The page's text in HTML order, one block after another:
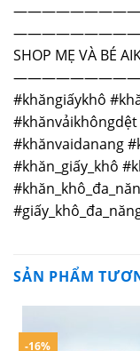
SHOP MẸ VÀ BÉ
#khăngiấykhô
#khănvaidanang
#khăn_giấy_khô
SẢN PHẨM
-16%